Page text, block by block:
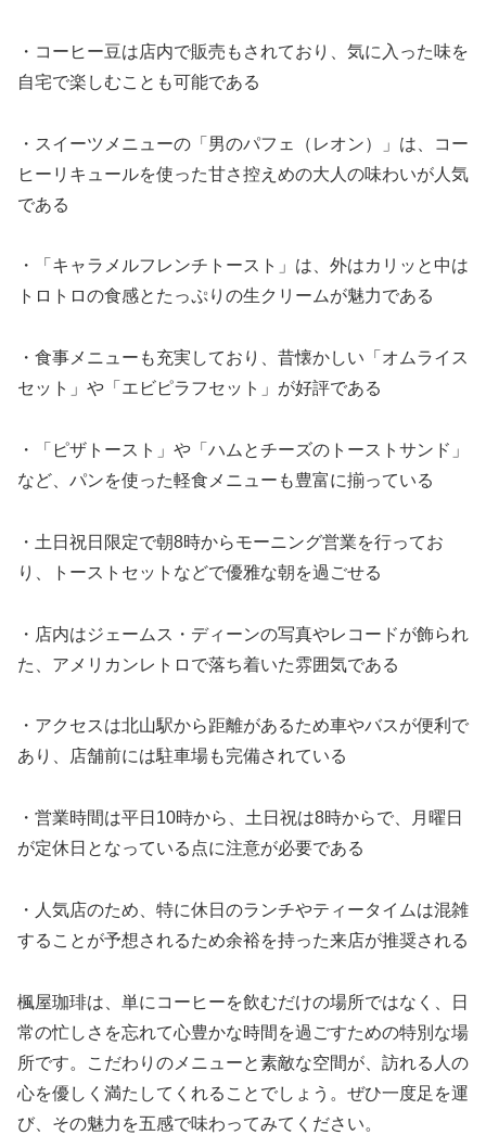
・コーヒー豆は店内で販売もされており、気に入った味を
自宅で楽しむことも可能である
・スイーツメニューの「男のパフェ（レオン）」は、コー
ヒーリキュールを使った甘さ控えめの大人の味わいが人気
である
・「キャラメルフレンチトースト」は、外はカリッと中は
トロトロの食感とたっぷりの生クリームが魅力である
・食事メニューも充実しており、昔懐かしい「オムライス
セット」や「エビピラフセット」が好評である
・「ピザトースト」や「ハムとチーズのトーストサンド」
など、パンを使った軽食メニューも豊富に揃っている
・土日祝日限定で朝8時からモーニング営業を行ってお
り、トーストセットなどで優雅な朝を過ごせる
・店内はジェームス・ディーンの写真やレコードが飾られ
た、アメリカンレトロで落ち着いた雰囲気である
・アクセスは北山駅から距離があるため車やバスが便利で
あり、店舗前には駐車場も完備されている
・営業時間は平日10時から、土日祝は8時からで、月曜日
が定休日となっている点に注意が必要である
・人気店のため、特に休日のランチやティータイムは混雑
することが予想されるため余裕を持った来店が推奨される
楓屋珈琲は、単にコーヒーを飲むだけの場所ではなく、日
常の忙しさを忘れて心豊かな時間を過ごすための特別な場
所です。こだわりのメニューと素敵な空間が、訪れる人の
心を優しく満たしてくれることでしょう。ぜひ一度足を運
び、その魅力を五感で味わってみてください。